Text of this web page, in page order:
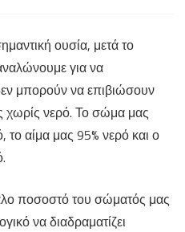
το
πιεις
στο
ποτήρι
ουσία, μετά το
για να
μπορούν να επιβιώσουν
χωρίς νερό. Το σώμα μας
το αίμα μας 95% νερό και ο
ποσοστό του σώματός μας
να διαδραματίζει